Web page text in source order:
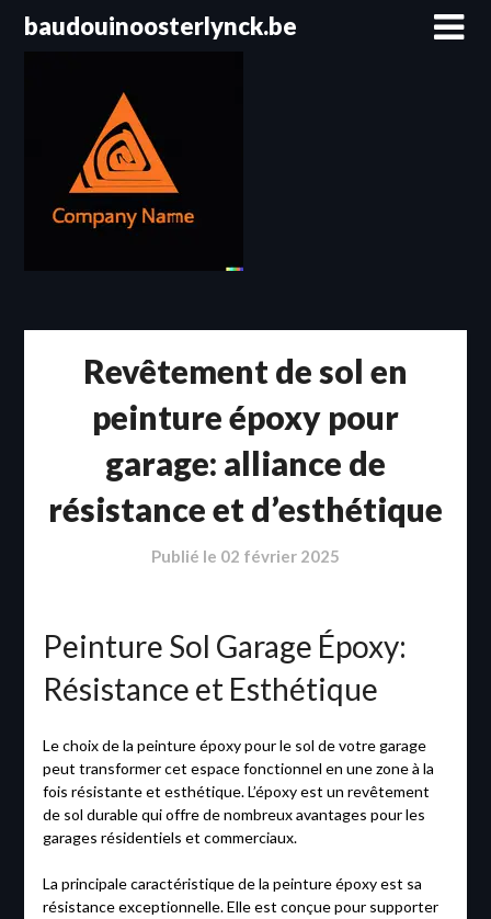
Passerbaudouinoosterlynck.be
Revêtement de sol en
peinture époxy pour
garage: alliance de
résistance et d’esthétique
Publié le 02 février 2025
Peinture Sol Garage Époxy:
Résistance et Esthétique
Le choix de la peinture époxy pour le sol de votre garage
peut transformer cet espace fonctionnel en une zone à la
fois résistante et esthétique. L’époxy est un revêtement
de sol durable qui offre de nombreux avantages pour les
garages résidentiels et commerciaux.
La principale caractéristique de la peinture époxy est sa
résistance exceptionnelle. Elle est conçue pour supporter